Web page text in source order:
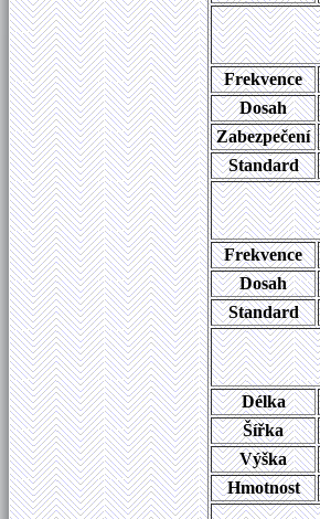
Frekvence
Dosah
Zabezpečení
Standard
Frekvence
Dosah
Standard
Délka
Šířka
Výška
Hmotnost